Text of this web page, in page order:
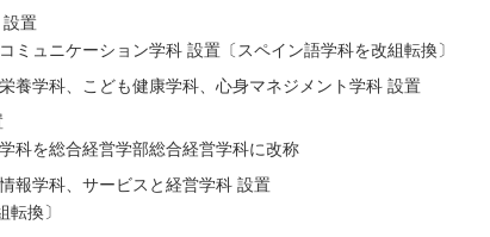
設置
ミュニケーション学科 設置〔スペイン語学科を改組転換〕
養学科、こども健康学科、心身マネジメント学科 設置
科を総合経営学部総合経営学科に改称
報学科、サービスと経営学科 設置
転換〕